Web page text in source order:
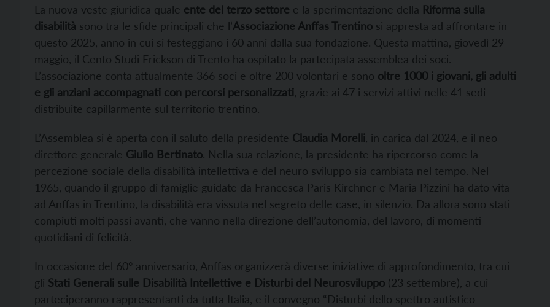
La nuova veste giuridica quale ente del terzo settore e la sperimentazione della Riforma sulla
disabilità sono tra le sfide principali che l’Associazione Anffas Trentino si appresta ad affrontare in
questo 2025, anno in cui si festeggiano i 60 anni dalla sua fondazione. Questa mattina, giovedì 29
maggio, il Cento Studi Erickson di Trento ha ospitato la partecipata assemblea dei soci.
L’associazione conta attualmente 366 soci e oltre 200 volontari e sono oltre 1000 i giovani, gli adulti
e gli anziani accompagnati con percorsi personalizzati , grazie ai 47 i servizi attivi nelle 41 sedi
distribuite capillarmente sul territorio trentino.
L’Assemblea si è aperta con il saluto della presidente Claudia Morelli , in carica dal 2024, e il neo
direttore generale Giulio Bertinato. Nella sua relazione, la presidente ha ripercorso come la
percezione sociale della disabilità intellettiva e del neuro sviluppo sia cambiata nel tempo. Nel
1965, quando il gruppo di famiglie guidate da Francesca Paris Kirchner e Maria Pizzini ha dato vita
ad Anffas in Trentino, la disabilità era vissuta nel segreto delle case, in silenzio. Da allora sono stati
compiuti molti passi avanti, che vanno nella direzione dell’autonomia, del lavoro, di momenti
quotidiani di felicità.
In occasione del 60° anniversario, Anffas organizzerà diverse iniziative di approfondimento, tra cui
gli Stati Generali sulle Disabilità Intellettive e Disturbi del Neurosviluppo (23 settembre), a cui
parteciperanno rappresentanti da tutta Italia, e il convegno “Disturbi dello spettro autistico